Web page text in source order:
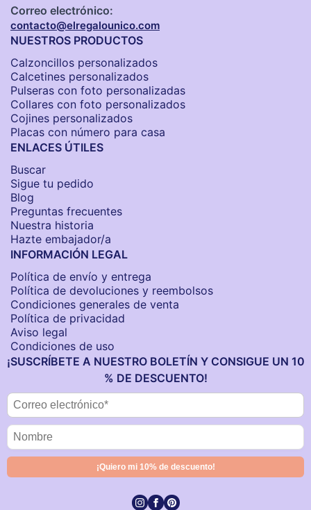
Correo electrónico:
contacto@elregalounico.com
NUESTROS PRODUCTOS
Calzoncillos personalizados​
Calcetines personalizados
Pulseras con foto personalizadas
Collares con foto personalizados
Cojines personalizados
Placas con número para casa
ENLACES ÚTILES
Buscar
Sigue tu pedido
Blog
Preguntas frecuentes
Nuestra historia
Hazte embajador/a
INFORMACIÓN LEGAL
Política de envío y entrega
Política de devoluciones y reembolsos
Condiciones generales de venta
Política de privacidad
Aviso legal
Condiciones de uso
¡SUSCRÍBETE A NUESTRO BOLETÍN Y CONSIGUE UN 10
% DE DESCUENTO!